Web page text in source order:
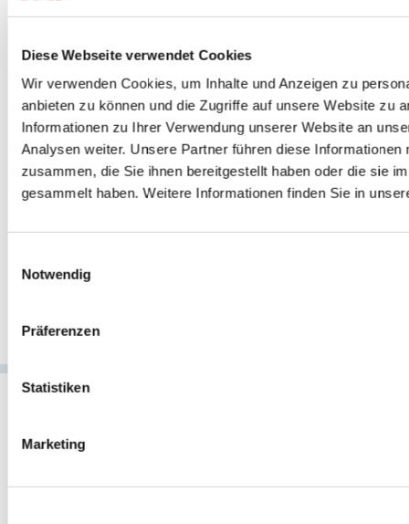
Diese Webseite verwendet Cookies
Wir verwenden Cookies, um Inhalte und Anzeigen zu
anbieten zu können und die Zugriffe auf unsere Website zu
Informationen zu Ihrer Verwendung unserer Website an
Analysen weiter. Unsere Partner führen diese
zusammen, die Sie ihnen bereitgestellt haben oder die sie
gesammelt haben. Weitere Informationen finden Sie in
Notwendig
Präferenzen
Statistiken
Marketing
On-
die Datenkontrolle zurück
Digitale Souveränität: So behalten Unternehmen die Kontrolle
über ihre Daten. DSGVO, Cloud Act, Datenlokalisierung und VPN
im Überblick.
ZUM ARTIKEL
USA,
jedem
ZUM
NCP entwickelt seit über 35 Jahren leistungsstarke Software für